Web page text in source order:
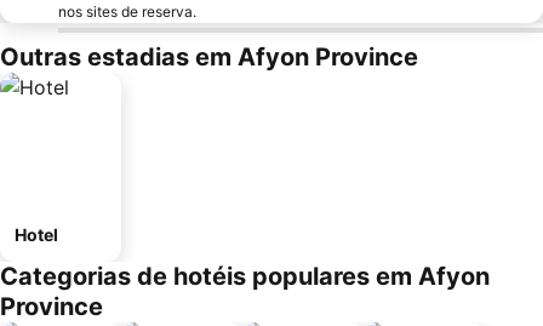
nos sites de reserva.
Outras estadias em Afyon Province
Hotel
Categorias de hotéis populares em Afyon
Province